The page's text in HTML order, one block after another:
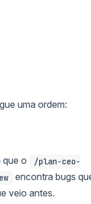
uma ordem:
que o
/plan-ceo-
encontra bugs
veio antes.